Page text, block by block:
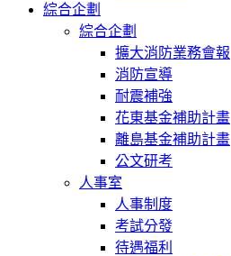
綜合企劃
綜合企劃
擴大消防業務會報
消防宣導
耐震補強
花東基金補助計畫
離島基金補助計畫
公文研考
人事室
人事制度
考試分發
待遇福利